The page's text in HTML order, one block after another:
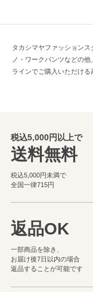
タカシマヤファッション
ノ・ワークパンツなどの
ラインでご購入いただける
税込5,000円以上で
送料無料
税込5,000円未満で
全国一律715円
返品OK
一部商品を除き、
お届け後7日以内の場合
返品することが可能です